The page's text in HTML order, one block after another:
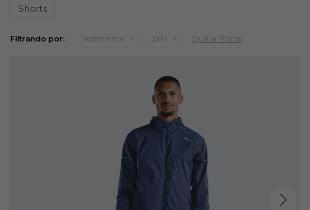
Shorts
Filtrando por: Vestimenta 2XU Quitar filtros